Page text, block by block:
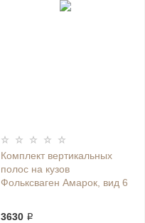
Комплект вертикальных
полос на кузов
Фольксваген Амарок, вид 6
3630 ₽